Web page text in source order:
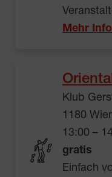
Mehr
Klub
1180
13:00 –
gratis
Einfach